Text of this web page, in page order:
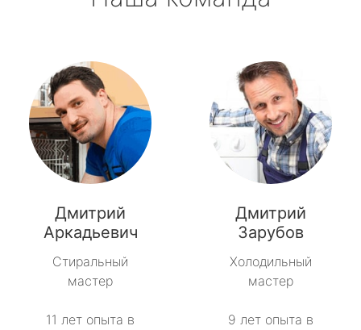
Дмитрий
Аркадьевич
Стиральный
мастер
11 лет опыта в
Дмитрий
Зарубов
Холодильный
мастер
9 лет опыта в